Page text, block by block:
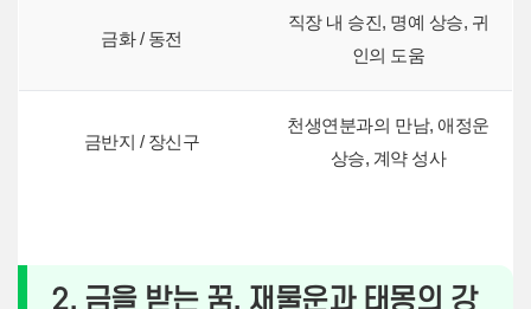
금화 / 동전
직장 내 승진, 명예 상승, 귀
인의 도움
금반지 / 장신구
천생연분과의 만남, 애정운
상승, 계약 성사
2. 금을 받는 꿈, 재물운과 태몽의 강